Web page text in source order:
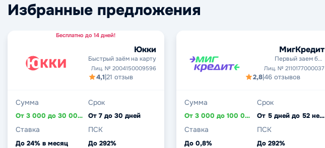
Избранные предложения
Бесплатно до 14 дней!
Юкки
Быстрый заём на карту
Лиц. № 2004150009596
4,1|21 отзыв
Сумма
От 3 000 до 30 000 ₽
Срок
От 7 до 30 дней
Ставка
До 24% в месяц
ПСК
До 292%
МигКредит
Первый заем без
процентов
Лиц. № 2110177000037
2,8|46 отзывов
Сумма
От 3 000 до 100 000 ₽
Срок
От 5 дней до 52 недель
Ставка
До 0,8%
ПСК
До 292%